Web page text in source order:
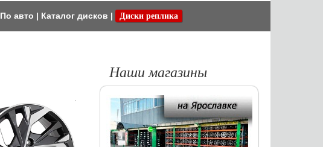
По авто | Каталог дисков | Диски реплика
Наши магазины